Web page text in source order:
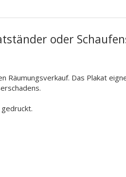
oder
Räumungsverkauf. Das Plakat